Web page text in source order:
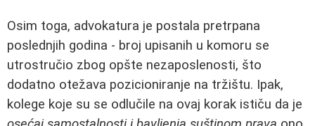
Osim toga, advokatura je postala pretrpana
poslednjih godina - broj upisanih u komoru se
utrostručio zbog opšte nezaposlenosti, što
dodatno otežava pozicioniranje na tržištu. Ipak,
kolege koje su se odlučile na ovaj korak ističu da je